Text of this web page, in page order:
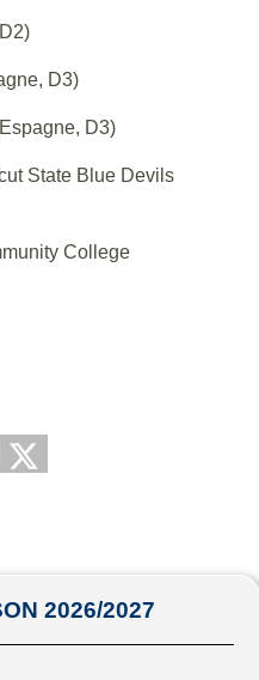
D3)
D3)
State Blue Devils
College
2026/2027